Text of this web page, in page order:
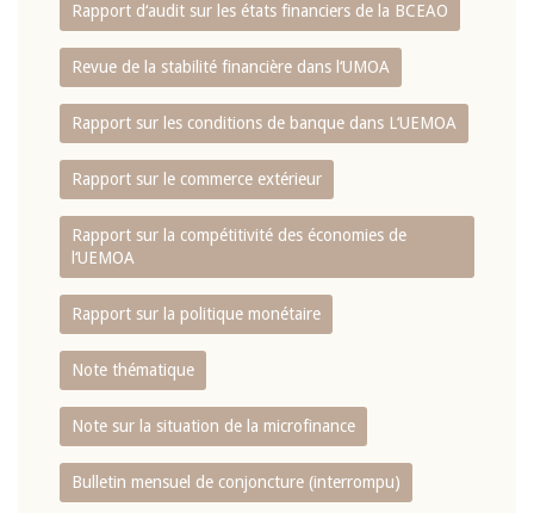
Rapport d‘audit sur les états financiers de la BCEAO
Revue de la stabilité financière dans l‘UMOA
Rapport sur les conditions de banque dans L‘UEMOA
Rapport sur le commerce extérieur
Rapport sur la compétitivité des économies de
l‘UEMOA
Rapport sur la politique monétaire
Note thématique
Note sur la situation de la microfinance
Bulletin mensuel de conjoncture (interrompu)